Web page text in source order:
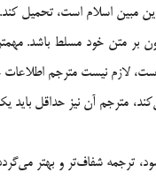
مبين اسلام است، تحميل كند.
بر متن خود مسلط باشد.
لازم نيست مترجم
مترجم آن نيز حداقل
ترجمه شفاف‌تر و بهتر